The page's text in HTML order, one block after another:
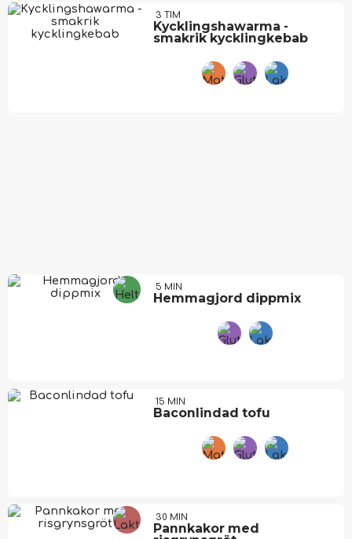
3 TIM
Kycklingshawarma -
smakrik kycklingkebab
5 MIN
Hemmagjord dippmix
15 MIN
Baconlindad tofu
30 MIN
Pannkakor med